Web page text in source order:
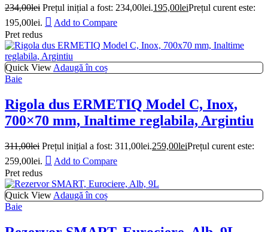
234,00lei Prețul inițial a fost: 234,00lei.195,00leiPrețul curent este:
195,00lei.
Add to Compare
Pret redus
Quick View Adaugă în coș
Baie
Rigola dus ERMETIQ Model C, Inox,
700×70 mm, Inaltime reglabila, Argintiu
311,00lei Prețul inițial a fost: 311,00lei.259,00leiPrețul curent este:
259,00lei.
Add to Compare
Pret redus
Quick View Adaugă în coș
Baie